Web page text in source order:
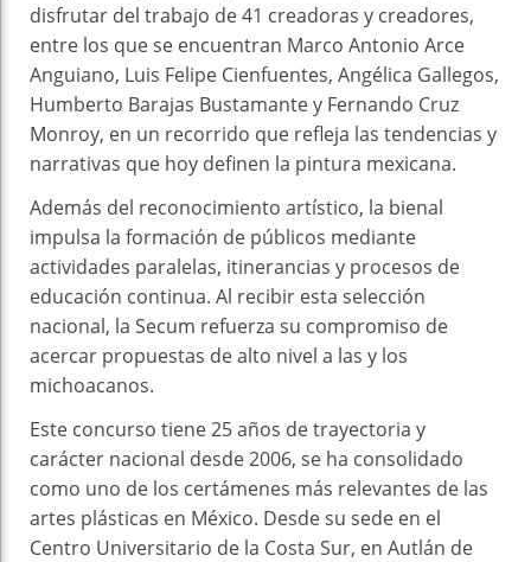
disfrutar del trabajo de 41 creadoras y creadores,
entre los que se encuentran Marco Antonio Arce
Anguiano, Luis Felipe Cienfuentes, Angélica Gallegos,
Humberto Barajas Bustamante y Fernando Cruz
Monroy, en un recorrido que refleja las tendencias y
narrativas que hoy definen la pintura mexicana.
Además del reconocimiento artístico, la bienal
impulsa la formación de públicos mediante
actividades paralelas, itinerancias y procesos de
educación continua. Al recibir esta selección
nacional, la Secum refuerza su compromiso de
acercar propuestas de alto nivel a las y los
michoacanos.
Este concurso tiene 25 años de trayectoria y
carácter nacional desde 2006, se ha consolidado
como uno de los certámenes más relevantes de las
artes plásticas en México. Desde su sede en el
Centro Universitario de la Costa Sur, en Autlán de